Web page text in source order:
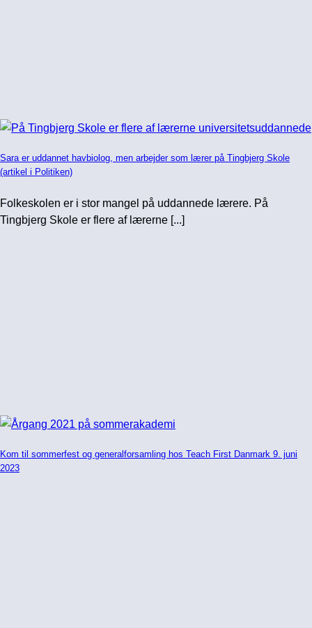
Sara er uddannet havbiolog, men arbejder som lærer på Tingbjerg Skole
(artikel i Politiken)
Folkeskolen er i stor mangel på uddannede lærere. På
Tingbjerg Skole er flere af lærerne [...]
Kom til sommerfest og generalforsamling hos Teach First Danmark 9. juni
2023